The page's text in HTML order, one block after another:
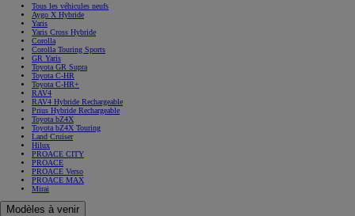
Tous les véhicules neufs
Aygo X Hybride
Yaris
Yaris Cross Hybride
Corolla
Corolla Touring Sports
GR Yaris
Toyota GR Supra
Toyota C-HR
Toyota C-HR+
RAV4
RAV4 Hybride Rechargeable
Prius Hybride Rechargeable
Toyota bZ4X
Toyota bZ4X Touring
Land Cruiser
Hilux
PROACE CITY
PROACE
PROACE Verso
PROACE MAX
Mirai
Modèles à venir